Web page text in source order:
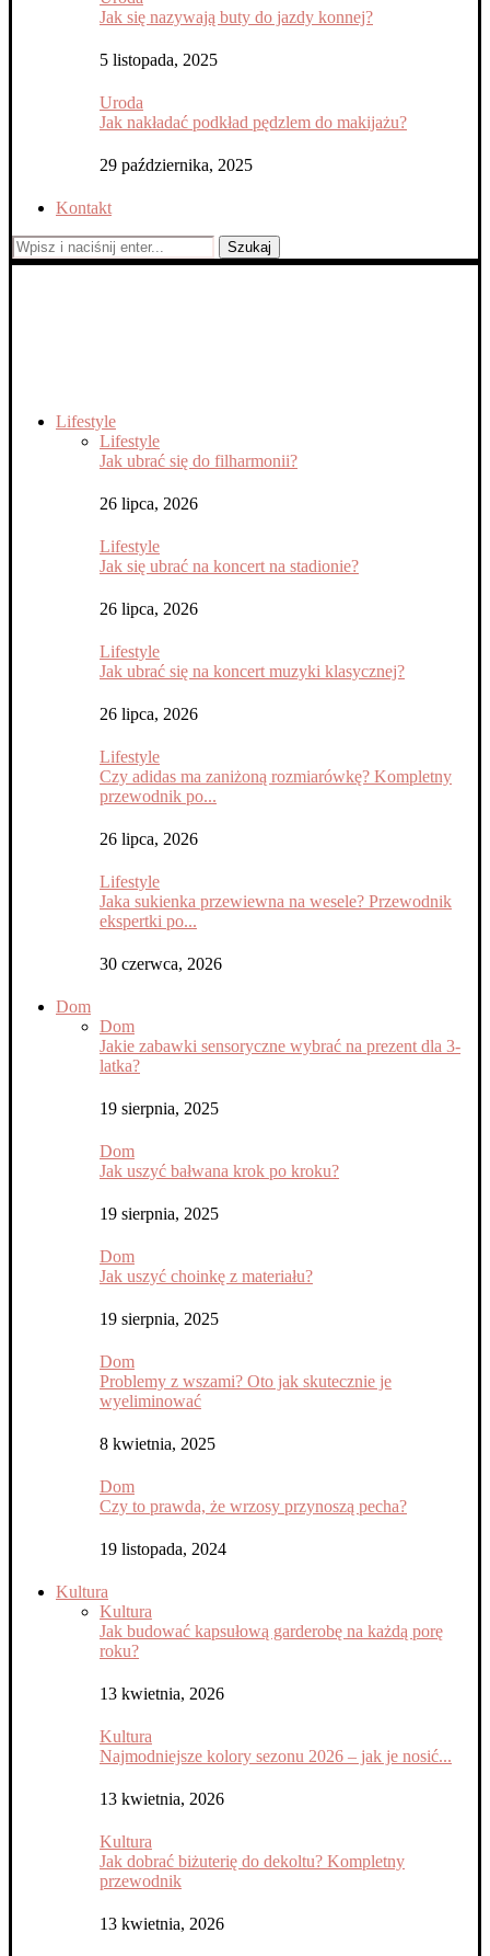
Jak się nazywają buty do jazdy konnej?
5 listopada, 2025
Uroda
Jak nakładać podkład pędzlem do makijażu?
29 października, 2025
Kontakt
Szukaj
Lifestyle
Lifestyle
Jak ubrać się do filharmonii?
26 lipca, 2026
Lifestyle
Jak się ubrać na koncert na stadionie?
26 lipca, 2026
Lifestyle
Jak ubrać się na koncert muzyki klasycznej?
26 lipca, 2026
Lifestyle
Czy adidas ma zaniżoną rozmiarówkę? Kompletny
przewodnik po...
26 lipca, 2026
Lifestyle
Jaka sukienka przewiewna na wesele? Przewodnik
ekspertki po...
30 czerwca, 2026
Dom
Dom
Jakie zabawki sensoryczne wybrać na prezent dla 3-
latka?
19 sierpnia, 2025
Dom
Jak uszyć bałwana krok po kroku?
19 sierpnia, 2025
Dom
Jak uszyć choinkę z materiału?
19 sierpnia, 2025
Dom
Problemy z wszami? Oto jak skutecznie je
wyeliminować
8 kwietnia, 2025
Dom
Czy to prawda, że wrzosy przynoszą pecha?
19 listopada, 2024
Kultura
Kultura
Jak budować kapsułową garderobę na każdą porę
roku?
13 kwietnia, 2026
Kultura
Najmodniejsze kolory sezonu 2026 – jak je nosić...
13 kwietnia, 2026
Kultura
Jak dobrać biżuterię do dekoltu? Kompletny
przewodnik
13 kwietnia, 2026